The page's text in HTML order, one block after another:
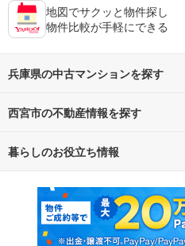
地図でサクッと物件探し
物件比較が手軽にできる
兵庫県の中古マンションを探す
路線・駅から探す
通勤・通学時間から探す
西宮市の不動産情報を探す
不動産・住宅
新築マンション
新築一戸建て
暮らしのお役立ち情報
マンションカタログ